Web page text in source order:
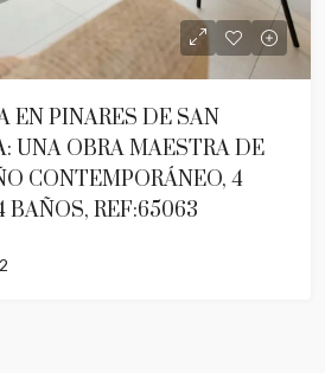
EN PINARES DE SAN
UNA OBRA MAESTRA DE
CONTEMPORÁNEO, 4
BAÑOS, REF:65063